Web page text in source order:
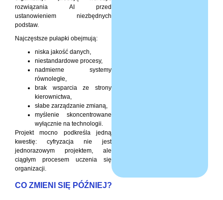
rozwiązania AI przed
ustanowieniem niezbędnych
podstaw.
Najczęstsze pułapki obejmują:
niska jakość danych,
niestandardowe procesy,
nadmierne systemy
równoległe,
brak wsparcia ze strony
kierownictwa,
słabe zarządzanie zmianą,
myślenie skoncentrowane
wyłącznie na technologii.
Projekt mocno podkreśla jedną
kwestię: cyfryzacja nie jest
jednorazowym projektem, ale
ciągłym procesem uczenia się
organizacji.
CO ZMIENI SIĘ PÓŹNIEJ?